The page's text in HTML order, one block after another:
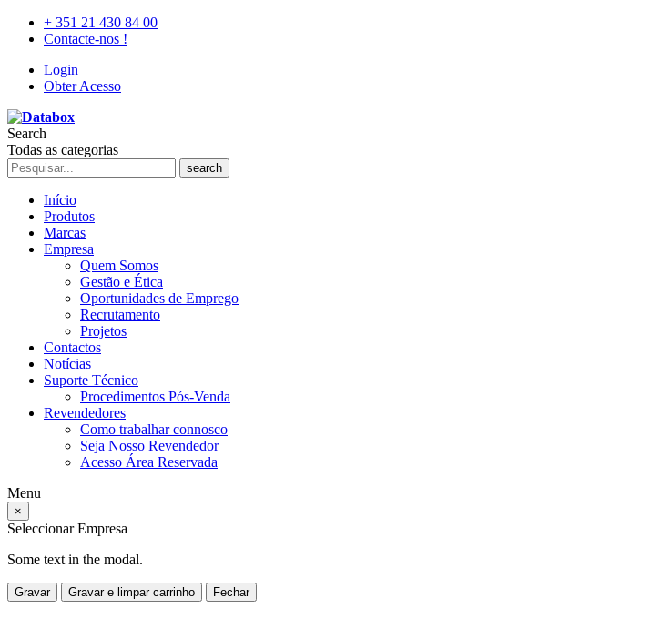
+ 351 21 430 84 00
Contacte-nos !
Login
Obter Acesso
Search
Todas as categorias
search
Início
Produtos
Marcas
Empresa
Quem Somos
Gestão e Ética
Oportunidades de Emprego
Recrutamento
Projetos
Contactos
Notícias
Suporte Técnico
Procedimentos Pós-Venda
Revendedores
Como trabalhar connosco
Seja Nosso Revendedor
Acesso Área Reservada
Menu
×
Seleccionar Empresa
Some text in the modal.
Gravar Gravar e limpar carrinho Fechar